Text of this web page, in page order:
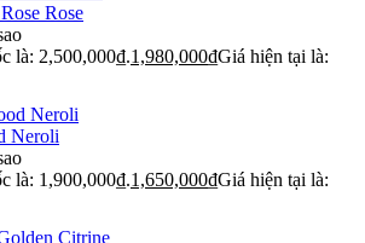
Rose
là: 2,500,000₫.1,980,000₫Giá hiện tại là:
Neroli
là: 1,900,000₫.1,650,000₫Giá hiện tại là: